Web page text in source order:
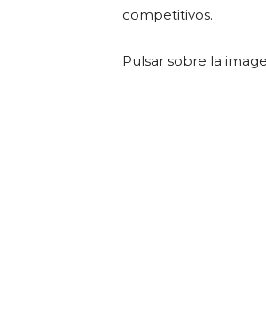
competitivos.
Pulsar sobre la